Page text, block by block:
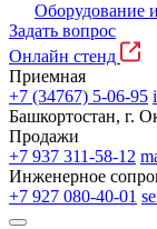
Оборудование
Задать вопрос
Онлайн стенд
Приемная
+7 (34767) 5-06-95
Башкортостан, г.
Продажи
+7 937 311-58-12
Инженерное
+7 927 080-40-01